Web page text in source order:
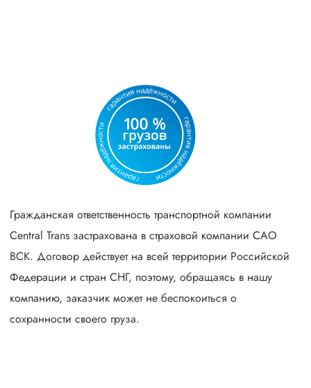
Гражданская ответственность транспортной компании
Central Trans застрахована в страховой компании САО
ВСК. Договор действует на всей территории Российской
Федерации и стран СНГ, поэтому, обращаясь в нашу
компанию, заказчик может не беспокоиться о
сохранности своего груза.